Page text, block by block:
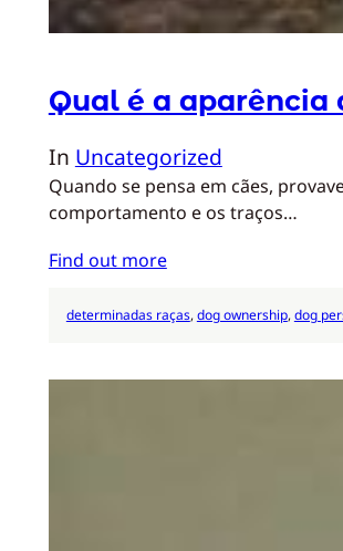
Qual é a aparência
In Uncategorized
Quando se pensa em cães,
comportamento e os traços…
Find out more
determinadas raças, dog ownership, dog